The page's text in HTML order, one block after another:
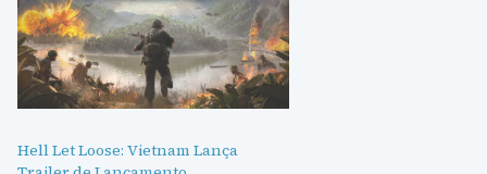
Hell Let Loose: Vietnam Lança